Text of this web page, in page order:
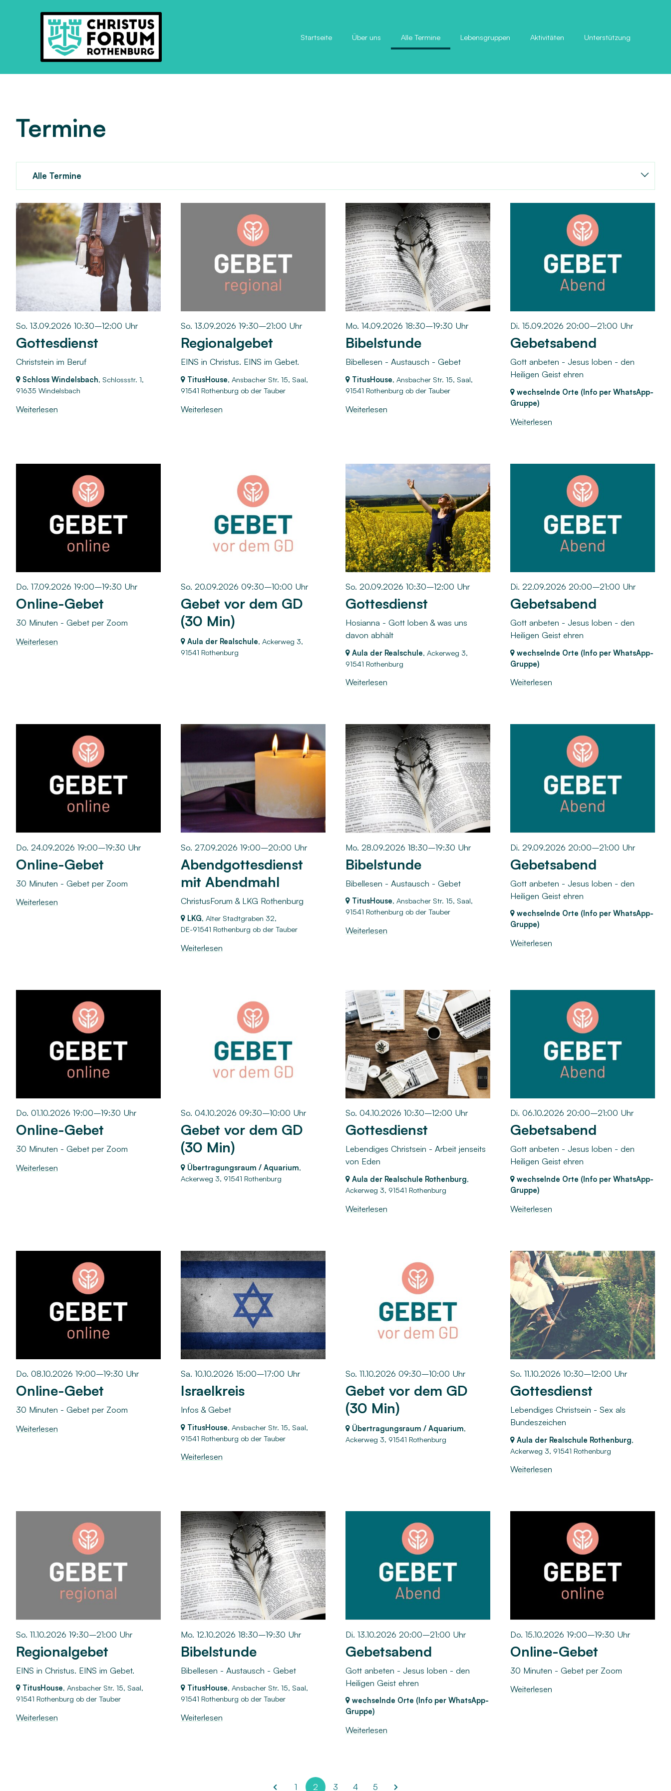
Startseite Über uns Alle Termine Lebensgruppen Aktivitäten Unterstützung
Termine
Alle Termine
So. 13.09.2026 10:30–12:00 Uhr
Gottesdienst
Christstein im Beruf
Schloss Windelsbach, Schlossstr. 1,
91635 Windelsbach
Weiterlesen
So. 13.09.2026 19:30–21:00 Uhr
Regionalgebet
EINS in Christus. EINS im Gebet.
TitusHouse, Ansbacher Str. 15, Saal,
91541 Rothenburg ob der Tauber
Weiterlesen
Mo. 14.09.2026 18:30–19:30 Uhr
Bibelstunde
Bibellesen - Austausch - Gebet
TitusHouse, Ansbacher Str. 15, Saal,
91541 Rothenburg ob der Tauber
Weiterlesen
Di. 15.09.2026 20:00–21:00 Uhr
Gebetsabend
Gott anbeten - Jesus loben - den
Heiligen Geist ehren
wechselnde Orte (Info per WhatsApp-
Gruppe)
Weiterlesen
Do. 17.09.2026 19:00–19:30 Uhr
Online-Gebet
30 Minuten - Gebet per Zoom
Weiterlesen
So. 20.09.2026 09:30–10:00 Uhr
Gebet vor dem GD
(30 Min)
Aula der Realschule, Ackerweg 3,
91541 Rothenburg
So. 20.09.2026 10:30–12:00 Uhr
Gottesdienst
Hosianna - Gott loben & was uns
davon abhält
Aula der Realschule, Ackerweg 3,
91541 Rothenburg
Weiterlesen
Di. 22.09.2026 20:00–21:00 Uhr
Gebetsabend
Gott anbeten - Jesus loben - den
Heiligen Geist ehren
wechselnde Orte (Info per WhatsApp-
Gruppe)
Weiterlesen
Do. 24.09.2026 19:00–19:30 Uhr
Online-Gebet
30 Minuten - Gebet per Zoom
Weiterlesen
So. 27.09.2026 19:00–20:00 Uhr
Abendgottesdienst
mit Abendmahl
ChristusForum & LKG Rothenburg
LKG, Alter Stadtgraben 32,
DE-91541 Rothenburg ob der Tauber
Weiterlesen
Mo. 28.09.2026 18:30–19:30 Uhr
Bibelstunde
Bibellesen - Austausch - Gebet
TitusHouse, Ansbacher Str. 15, Saal,
91541 Rothenburg ob der Tauber
Weiterlesen
Di. 29.09.2026 20:00–21:00 Uhr
Gebetsabend
Gott anbeten - Jesus loben - den
Heiligen Geist ehren
wechselnde Orte (Info per WhatsApp-
Gruppe)
Weiterlesen
Do. 01.10.2026 19:00–19:30 Uhr
Online-Gebet
30 Minuten - Gebet per Zoom
Weiterlesen
So. 04.10.2026 09:30–10:00 Uhr
Gebet vor dem GD
(30 Min)
Übertragungsraum / Aquarium,
Ackerweg 3, 91541 Rothenburg
So. 04.10.2026 10:30–12:00 Uhr
Gottesdienst
Lebendiges Christsein - Arbeit jenseits
von Eden
Aula der Realschule Rothenburg,
Ackerweg 3, 91541 Rothenburg
Weiterlesen
Di. 06.10.2026 20:00–21:00 Uhr
Gebetsabend
Gott anbeten - Jesus loben - den
Heiligen Geist ehren
wechselnde Orte (Info per WhatsApp-
Gruppe)
Weiterlesen
Do. 08.10.2026 19:00–19:30 Uhr
Online-Gebet
30 Minuten - Gebet per Zoom
Weiterlesen
Sa. 10.10.2026 15:00–17:00 Uhr
Israelkreis
Infos & Gebet
TitusHouse, Ansbacher Str. 15, Saal,
91541 Rothenburg ob der Tauber
Weiterlesen
So. 11.10.2026 09:30–10:00 Uhr
Gebet vor dem GD
(30 Min)
Übertragungsraum / Aquarium,
Ackerweg 3, 91541 Rothenburg
So. 11.10.2026 10:30–12:00 Uhr
Gottesdienst
Lebendiges Christsein - Sex als
Bundeszeichen
Aula der Realschule Rothenburg,
Ackerweg 3, 91541 Rothenburg
Weiterlesen
So. 11.10.2026 19:30–21:00 Uhr
Regionalgebet
EINS in Christus. EINS im Gebet.
TitusHouse, Ansbacher Str. 15, Saal,
91541 Rothenburg ob der Tauber
Weiterlesen
Mo. 12.10.2026 18:30–19:30 Uhr
Bibelstunde
Bibellesen - Austausch - Gebet
TitusHouse, Ansbacher Str. 15, Saal,
91541 Rothenburg ob der Tauber
Weiterlesen
Di. 13.10.2026 20:00–21:00 Uhr
Gebetsabend
Gott anbeten - Jesus loben - den
Heiligen Geist ehren
wechselnde Orte (Info per WhatsApp-
Gruppe)
Weiterlesen
Do. 15.10.2026 19:00–19:30 Uhr
Online-Gebet
30 Minuten - Gebet per Zoom
Weiterlesen
1 2 3 4 5